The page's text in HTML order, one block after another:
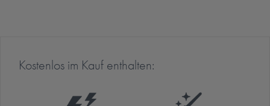
Kostenlos im Kauf enthalten: